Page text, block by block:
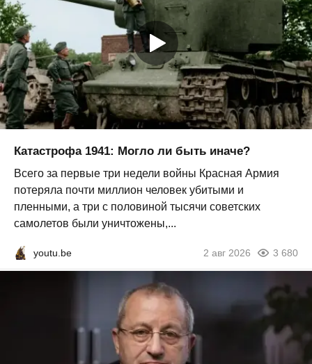
Катастрофа 1941: Могло ли быть иначе?
Всего за первые три недели войны Красная Армия
потеряла почти миллион человек убитыми и
пленными, а три с половиной тысячи советских
самолетов были уничтожены,...
youtu.be 2 авг 2026 3 680